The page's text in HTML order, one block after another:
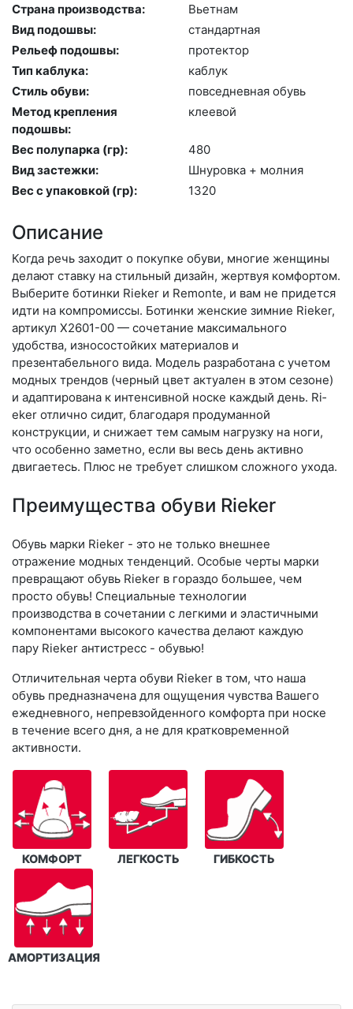
Страна производства:
Вь­ет­нам
Вид подошвы:
стан­дарт­ная
Рельеф подошвы:
про­тек­тор
Тип каблука:
каб­лук
Стиль обуви:
пов­седнев­ная обувь
Метод крепления
подошвы:
кле­евой
Вес полупарка (гр):
480
Вид застежки:
Шну­ров­ка + мол­ния
Вес с упаковкой (гр):
1320
Описание
Когда речь заходит о покупке обуви, многие женщины
делают ставку на стильный дизайн, жертвуя комфортом.
Выберите бо­тин­ки Rieker и Remonte, и вам не придется
идти на компромиссы. Ботинки женские зимние Rieker,
артикул X2601-00 — сочетание максимального
удобства, износостойких материалов и
презентабельного вида. Модель разработана с учетом
модных трендов (чер­ный цвет актуален в этом сезоне)
и адаптирована к интенсивной носке каждый день. Ri­
eker отлично сидит, благодаря продуманной
конструкции, и снижает тем самым нагрузку на ноги,
что особенно заметно, если вы весь день активно
двигаетесь. Плюс не требует слишком сложного ухода.
Преимущества обуви Rieker
Обувь марки Rieker - это не только внешнее
отражение модных тенденций. Особые черты марки
превращают обувь Rieker в гораздо большее, чем
просто обувь! Специальные технологии
производства в сочетании с легкими и эластичными
компонентами высокого качества делают каждую
пару Rieker антистресс - обувью!
Отличительная черта обуви Rieker в том, что наша
обувь предназначена для ощущения чувства Вашего
ежедневного, непревзойденного комфорта при носке
в течение всего дня, а не для кратковременной
активности.
КОМФОРТ ЛЕГКОСТЬ ГИБКОСТЬ
АМОРТИЗАЦИЯ